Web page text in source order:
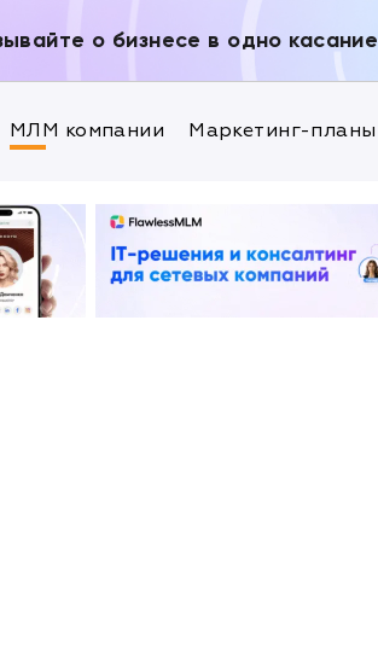
о бизнесе в одно касание
МЛМ компании Маркетинг-планы